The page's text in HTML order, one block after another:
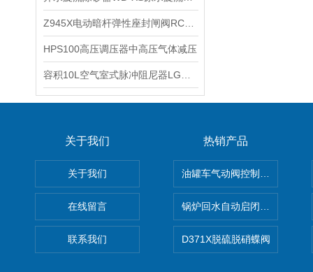
HPS100高压调压器中高压气体减压
关于我们
关于我们
在线留言
联系我们
热销产品
油罐车气动阀控制气动组合
锅炉回水自动启闭阀KTH41X
D371X脱硫脱硝蝶阀